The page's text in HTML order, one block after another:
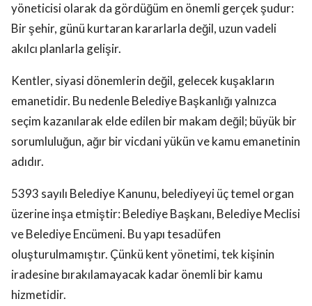
yöneticisi olarak da gördüğüm en önemli gerçek şudur:
Bir şehir, günü kurtaran kararlarla değil, uzun vadeli
akılcı planlarla gelişir.
Kentler, siyasi dönemlerin değil, gelecek kuşakların
emanetidir. Bu nedenle Belediye Başkanlığı yalnızca
seçim kazanılarak elde edilen bir makam değil; büyük bir
sorumluluğun, ağır bir vicdani yükün ve kamu emanetinin
adıdır.
5393 sayılı Belediye Kanunu, belediyeyi üç temel organ
üzerine inşa etmiştir: Belediye Başkanı, Belediye Meclisi
ve Belediye Encümeni. Bu yapı tesadüfen
oluşturulmamıştır. Çünkü kent yönetimi, tek kişinin
iradesine bırakılamayacak kadar önemli bir kamu
hizmetidir.